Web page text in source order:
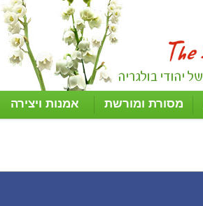
מסורת ומורשת אמנות ויצירה